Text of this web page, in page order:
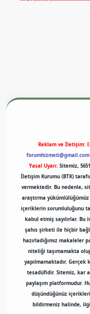
Reklam ve İletişim:
forumhizmeti@gmail.com
Yasal Uyarı: Sitemiz,
İletişim Kurumu (BTK)
vermektedir. Bu nedenle,
araştırma
içeriklerin sorumluluğunu
kabul etmiş sayılırlar.
şahıs şirketi ile hiçbir
hazırladığımız makaleler
niteliği taşımamakta
yapılmamaktadır.
tesadüfidir. Sitemiz, kar
paylaşım platformudur.
düşündüğünüz
bildirmeniz halinde,